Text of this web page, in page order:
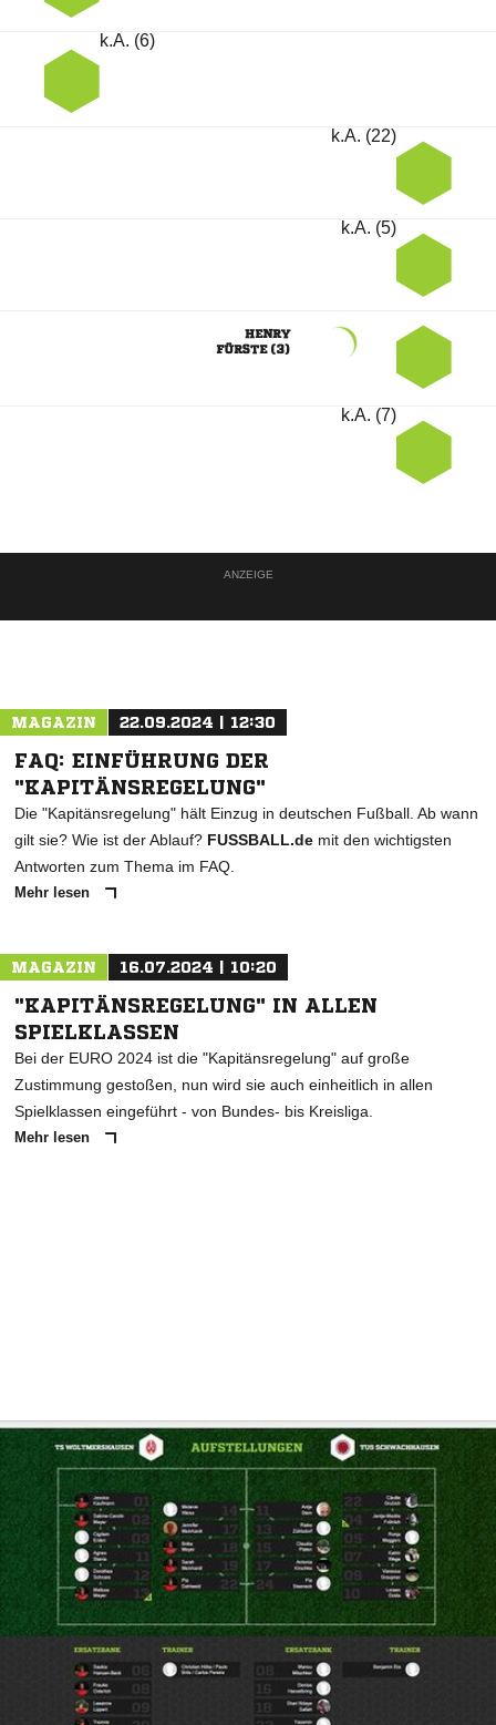
k.A. (6)
k.A. (22)
k.A. (5)

 
k.A. (7)
ANZEIGE
MAGAZIN 22.09.2024 | 12:30
FAQ: EINFÜHRUNG DER
"KAPITÄNSREGELUNG"
Die "Kapitänsregelung" hält Einzug in deutschen Fußball. Ab wann
gilt sie? Wie ist der Ablauf? FUSSBALL.de mit den wichtigsten
Antworten zum Thema im FAQ.
Mehr lesen
MAGAZIN 16.07.2024 | 10:20
"KAPITÄNSREGELUNG" IN ALLEN
SPIELKLASSEN
Bei der EURO 2024 ist die "Kapitänsregelung" auf große
Zustimmung gestoßen, nun wird sie auch einheitlich in allen
Spielklassen eingeführt - von Bundes- bis Kreisliga.
Mehr lesen